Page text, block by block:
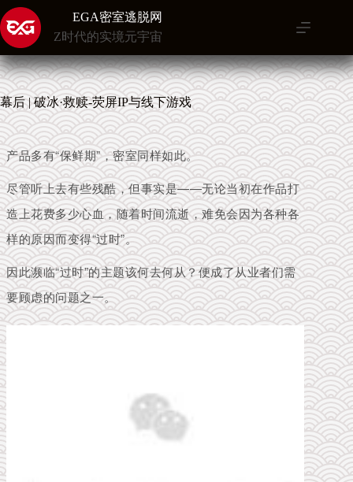
跳
至
内
容
EGA密室逃脱网
Z时代的实境元宇宙
幕后 | 破冰·救赎-荧屏IP与线下游戏
产品多有“保鲜期”，密室同样如此。
尽管听上去有些残酷，但事实是——无论当初在作品打
造上花费多少心血，随着时间流逝，难免会因为各种各
样的原因而变得“过时”。
因此濒临“过时”的主题该何去何从？便成了从业者们需
要顾虑的问题之一。